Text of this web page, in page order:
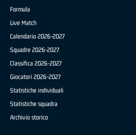
Formula
Live Match
Calendario 2026-2027
Squadre 2026-2027
Classifica 2026-2027
Giocatori 2026-2027
Statistiche individuali
Statistiche squadra
Archivio storico